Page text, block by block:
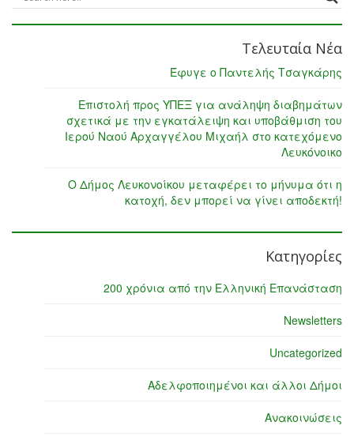
Τελευταία Νέα
Έφυγε ο Παντελής Τσαγκάρης
Επιστολή προς ΥΠΕΞ για ανάληψη διαβημάτων
σχετικά με την εγκατάλειψη και υποβάθμιση του
Ιερού Ναού Αρχαγγέλου Μιχαήλ στο κατεχόμενο
Λευκόνοικο
Ο Δήμος Λευκονοίκου μεταφέρει το μήνυμα ότι η
κατοχή, δεν μπορεί να γίνει αποδεκτή!
Κατηγορίες
200 χρόνια από την Ελληνική Επανάσταση
Newsletters
Uncategorized
Αδελφοποιημένοι και άλλοι Δήμοι
Ανακοινώσεις